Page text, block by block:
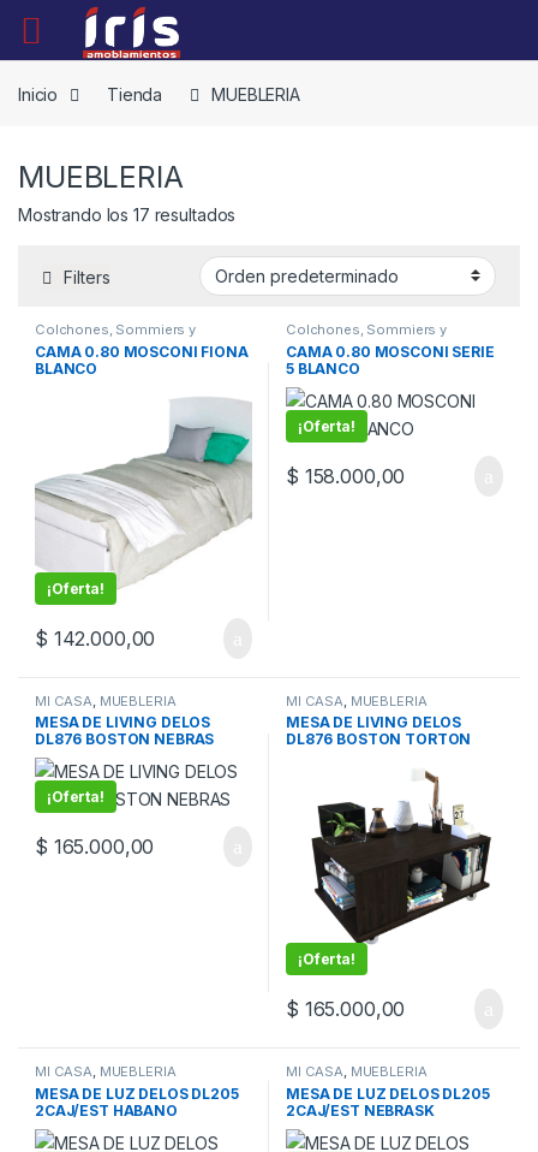
Inicio
Tienda MUEBLERIA
MUEBLERIA
Mostrando los 17 resultados
Filters
Colchones, Sommiers y
almohadas,MUEBLERIA
CAMA 0.80 MOSCONI FIONA
BLANCO
¡Oferta!
$ 142.000,00
Colchones, Sommiers y
almohadas,MUEBLERIA
CAMA 0.80 MOSCONI SERIE
5 BLANCO
¡Oferta!
$ 158.000,00
MI CASA MUEBLERIA
MESA DE LIVING DELOS
DL876 BOSTON NEBRAS
¡Oferta!
$ 165.000,00
MI CASA MUEBLERIA
MESA DE LIVING DELOS
DL876 BOSTON TORTON
¡Oferta!
$ 165.000,00
MI CASA, MUEBLERIA
MESA DE LUZ DELOS DL205
2CAJ/EST HABANO
MI CASA, MUEBLERIA
MESA DE LUZ DELOS DL205
2CAJ/EST NEBRASK